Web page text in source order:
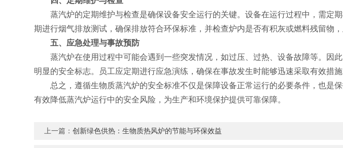
蒸汽炉的定期维护与检查是确保设备安全运行的关键。设备在运行过程中，需定
期进行烟气排放测试，确保排放符合环保标准，并检查炉内是否有积灰或燃料残留物
五、应急处理与事故预防
蒸汽炉在使用过程中可能会遇到一些突发情况，如过压、过热、设备故障等。因
明显的安全标志。员工应定期进行应急演练，确保在事故发生时能够迅速采取有效措施
总之，遵循生物质蒸汽炉的安全标准不仅是保障设备正常运行的必要条件，也是
有效降低蒸汽炉运行中的安全风险，为生产和环境保护提供可靠保障。
上一篇：创新绿色供热：生物质热风炉的节能与环保效益